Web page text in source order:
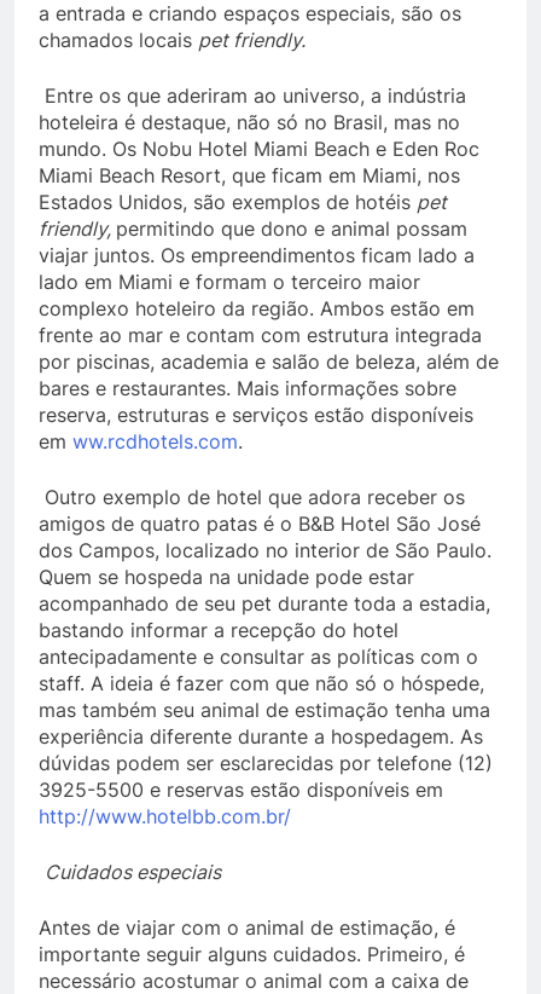
a entrada e criando espaços especiais, são os
chamados locais pet friendly.
Entre os que aderiram ao universo, a indústria
hoteleira é destaque, não só no Brasil, mas no
mundo. Os Nobu Hotel Miami Beach e Eden Roc
Miami Beach Resort, que ficam em Miami, nos
Estados Unidos, são exemplos de hotéis pet
friendly, permitindo que dono e animal possam
viajar juntos. Os empreendimentos ficam lado a
lado em Miami e formam o terceiro maior
complexo hoteleiro da região. Ambos estão em
frente ao mar e contam com estrutura integrada
por piscinas, academia e salão de beleza, além de
bares e restaurantes. Mais informações sobre
reserva, estruturas e serviços estão disponíveis
em ww.rcdhotels.com.
Outro exemplo de hotel que adora receber os
amigos de quatro patas é o B&B Hotel São José
dos Campos, localizado no interior de São Paulo.
Quem se hospeda na unidade pode estar
acompanhado de seu pet durante toda a estadia,
bastando informar a recepção do hotel
antecipadamente e consultar as políticas com o
staff. A ideia é fazer com que não só o hóspede,
mas também seu animal de estimação tenha uma
experiência diferente durante a hospedagem. As
dúvidas podem ser esclarecidas por telefone (12)
3925-5500 e reservas estão disponíveis em
http://www.hotelbb.com.br/
Cuidados especiais
Antes de viajar com o animal de estimação, é
importante seguir alguns cuidados. Primeiro, é
necessário acostumar o animal com a caixa de